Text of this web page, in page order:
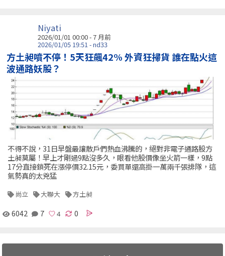
Niyati
2026/01/01 00:00 - 7 月前
2026/01/05 19:51 - nd33
方土昶噴不停！5天狂飆42% 外資狂掃貨 誰在點火這
波通路妖股？
不得不說，31日早盤最讓散戶們熱血沸騰的，絕對非電子通路股方
土昶莫屬！早上才剛過9點沒多久，眼看他股價像坐火箭一樣，9點
17分直接鎖死在漲停價32.15元，委買單還高掛一萬兩千張排隊，這
氣勢真的太兇猛
尚立 大聯大 方土昶
6042 7 0